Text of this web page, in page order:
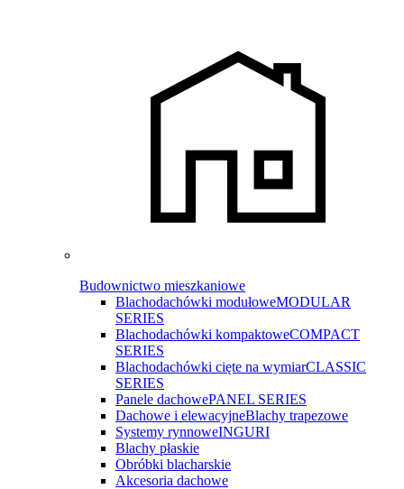
Budownictwo mieszkaniowe
Blachodachówki modułoweMODULAR
SERIES
Blachodachówki kompaktoweCOMPACT
SERIES
Blachodachówki cięte na wymiarCLASSIC
SERIES
Panele dachowePANEL SERIES
Dachowe i elewacyjneBlachy trapezowe
Systemy rynnoweINGURI
Blachy płaskie
Obróbki blacharskie
Akcesoria dachowe